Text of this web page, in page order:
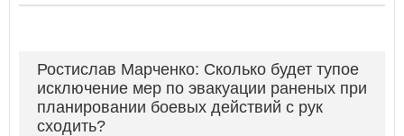
Ростислав Марченко: Сколько будет тупое
исключение мер по эвакуации раненых при
планировании боевых действий с рук
сходить?